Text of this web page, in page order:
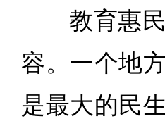
教育惠
容。一个地
是最大的民